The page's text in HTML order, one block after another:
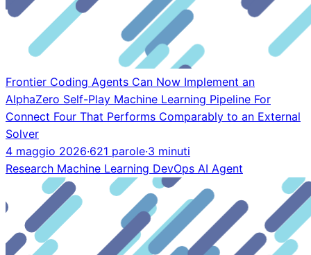
Frontier Coding Agents Can Now Implement an
AlphaZero Self-Play Machine Learning Pipeline For
Connect Four That Performs Comparably to an External
Solver
4 maggio 2026·621 parole·3 minuti
Research Machine Learning DevOps AI Agent